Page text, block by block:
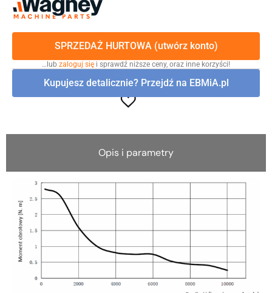
SPRZEDAŻ HURTOWA (utwórz konto)
…lub zaloguj się i sprawdź niższe ceny, oraz inne korzyści!
Kupujesz detalicznie? Przejdź na EBMiA.pl
Opis i parametry